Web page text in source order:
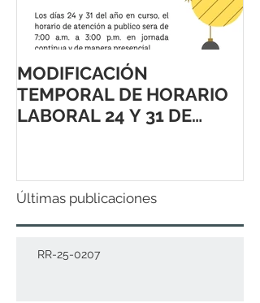
MODIFICACIÓN
TEMPORAL DE HORARIO
LABORAL 24 Y 31 DE
Últimas publicaciones
RR-25-0207